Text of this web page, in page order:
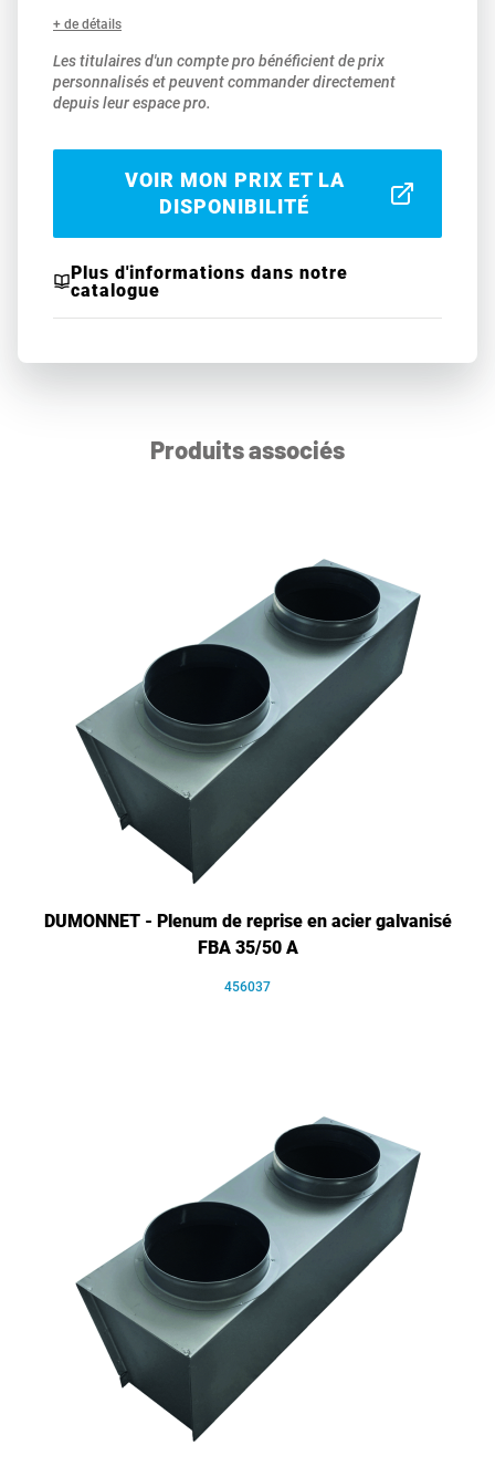
+ de détails
Les titulaires d'un compte pro bénéficient de prix
personnalisés et peuvent commander directement
depuis leur espace pro.
VOIR MON PRIX ET LA
DISPONIBILITÉ
Plus d'informations dans notre
catalogue
Produits associés
DUMONNET - Plenum de reprise en acier galvanisé
FBA 35/50 A
456037